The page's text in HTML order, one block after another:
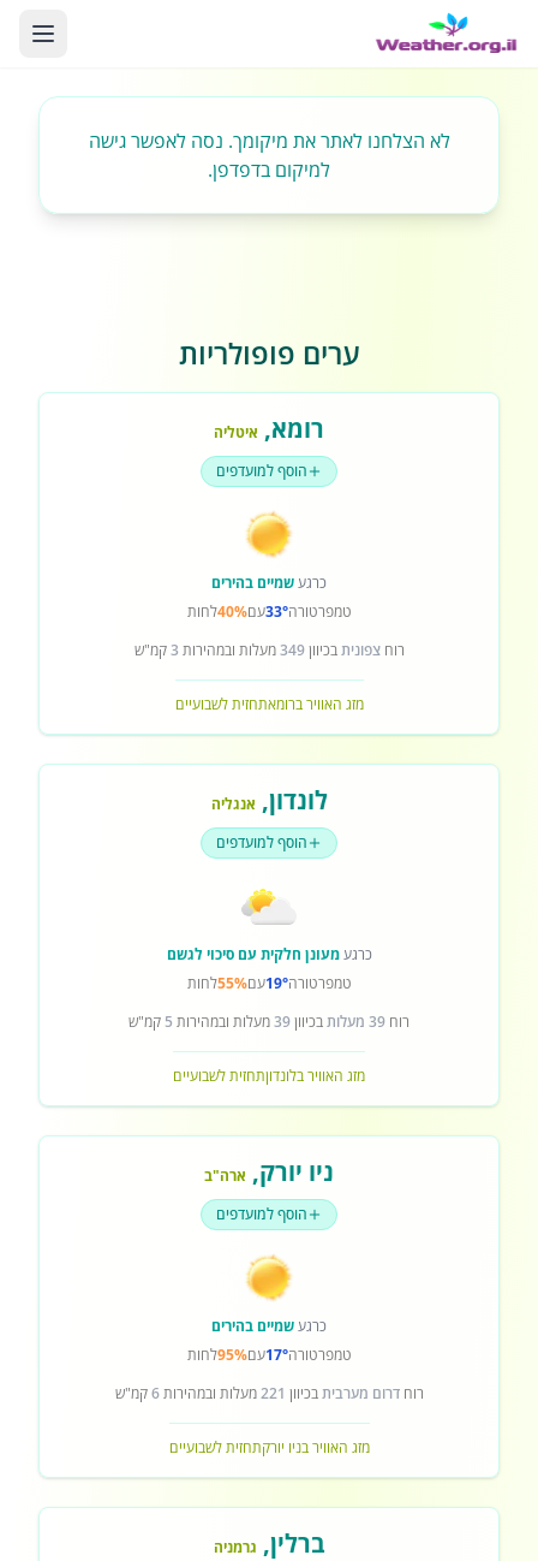
לא הצלחנו לאתר את מיקומך. נסה לאפשר גישה
למיקום בדפדפן.
ערים פופולריות
רומא, איטליה
הוסף למועדפים
כרגעשמיים בהירים
טמפרטורה33°עם40%לחות
רוחצפוניתבכיוון349מעלות ובמהירות 3קמ"ש
מזג האוויר ברומאתחזית לשבועיים
לונדון, אנגליה
הוסף למועדפים
כרגעמעונן חלקית עם סיכוי לגשם
טמפרטורה19°עם55%לחות
רוח 39 מעלות בכיוון39מעלות ובמהירות 5 קמ"ש
מזג האוויר בלונדוןתחזית לשבועיים
ניו יורק, ארה"ב
הוסף למועדפים
כרגעשמיים בהירים
טמפרטורה17°עם95%לחות
רוחדרום מערביתבכיוון 221מעלות ובמהירות6קמ"ש
מזג האוויר בניו יורקתחזית לשבועיים
ברלין, גרמניה